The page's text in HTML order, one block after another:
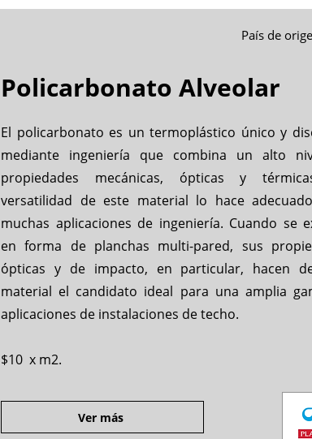
País de
Policarbonato Alveolar
El policarbonato es un termoplástico único y
mediante ingeniería que combina un alto
propiedades mecánicas, ópticas y
versatilidad de este material lo hace
muchas aplicaciones de ingeniería. Cuando se
en forma de planchas multi-pared, sus
ópticas y de impacto, en particular, hacen
material el candidato ideal para una amplia
aplicaciones de instalaciones de techo.
$10 x m2.
Ver más